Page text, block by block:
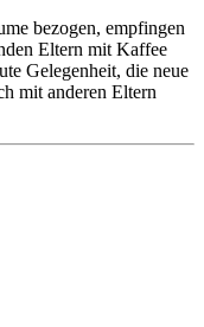
bezogen, empfingen
Eltern mit Kaffee
Gelegenheit, die neue
mit anderen Eltern